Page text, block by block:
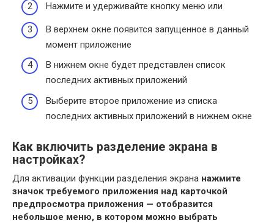
Нажмите и удерживайте кнопку меню или
В верхнем окне появится запущенное в данный
момент приложение
В нижнем окне будет представлен список
последних активных приложений
Выберите второе приложение из списка
последних активных приложений в нижнем окне
Как включить разделение экрана в
настройках?
Для активации функции разделения экрана нажмите
значок требуемого приложения над карточкой
предпросмотра приложения — отобразится
небольшое меню, в котором можно выбрать